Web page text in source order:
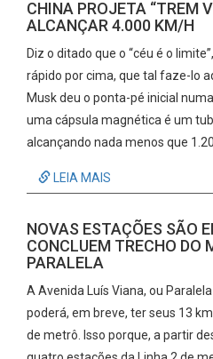
CHINA PROJETA “TREM
ALCANÇAR 4.000 KM/H
Diz o ditado que o “céu é o
rápido por cima, que tal faze-lo
Musk deu o ponta-pé inicial
uma cápsula magnética é um
alcançando nada menos que
LEIA MAIS
NOVAS ESTAÇÕES SÃO
CONCLUEM TRECHO DO
PARALELA
A Avenida Luís Viana, ou
poderá, em breve, ter seus 13
de metrô. Isso porque, a partir